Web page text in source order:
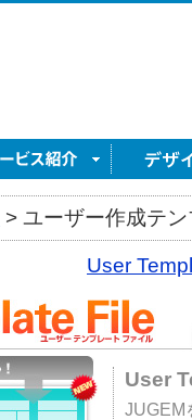
> ユーザー作成テ
User
User
JUGEM